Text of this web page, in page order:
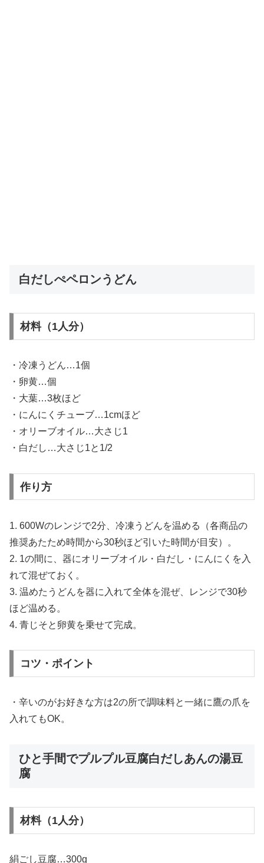
白だしぺペロンうどん
材料（1人分）
・冷凍うどん…1個
・卵黄…個
・大葉…3枚ほど
・にんにくチューブ…1cmほど
・オリーブオイル…大さじ1
・白だし…大さじ1と1/2
作り方
1. 600Wのレンジで2分、冷凍うどんを温める（各商品の
推奨あたため時間から30秒ほど引いた時間が目安）。
2. 1の間に、器にオリーブオイル・白だし・にんにくを入
れて混ぜておく。
3. 温めたうどんを器に入れて全体を混ぜ、レンジで30秒
ほど温める。
4. 青じそと卵黄を乗せて完成。
コツ・ポイント
・辛いのがお好きな方は2の所で調味料と一緒に鷹の爪を
入れてもOK。
ひと手間でプルプル豆腐白だしあんの湯豆
腐
材料（1人分）
絹ごし豆腐…300g